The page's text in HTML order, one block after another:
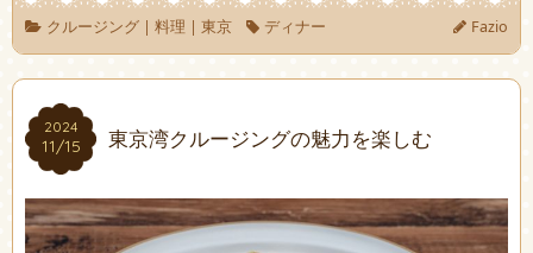
クルージング| 料理 | 東京 ディナー Fazio
2024
11/15
2024
11/15 東京湾クルージングの魅力を楽しむ